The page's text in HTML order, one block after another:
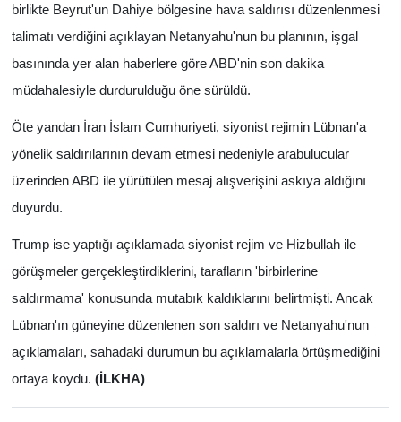
birlikte Beyrut'un Dahiye bölgesine hava saldırısı düzenlenmesi
talimatı verdiğini açıklayan Netanyahu'nun bu planının, işgal
basınında yer alan haberlere göre ABD'nin son dakika
müdahalesiyle durdurulduğu öne sürüldü.
Öte yandan İran İslam Cumhuriyeti, siyonist rejimin Lübnan'a
yönelik saldırılarının devam etmesi nedeniyle arabulucular
üzerinden ABD ile yürütülen mesaj alışverişini askıya aldığını
duyurdu.
Trump ise yaptığı açıklamada siyonist rejim ve Hizbullah ile
görüşmeler gerçekleştirdiklerini, tarafların 'birbirlerine
saldırmama' konusunda mutabık kaldıklarını belirtmişti. Ancak
Lübnan'ın güneyine düzenlenen son saldırı ve Netanyahu'nun
açıklamaları, sahadaki durumun bu açıklamalarla örtüşmediğini
ortaya koydu. (İLKHA)